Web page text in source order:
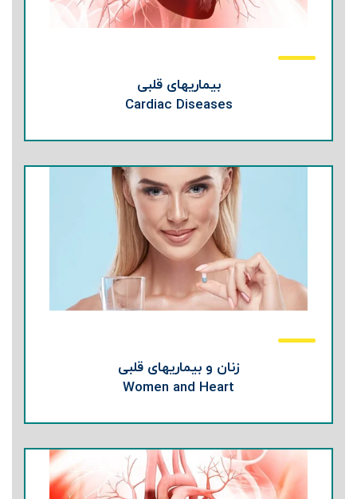
بیماریهای قلبی
Cardiac Diseases
زنان و بیماریهای قلبی
Women and Heart